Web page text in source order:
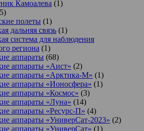
Камоалева (1)
полеты (1)
дальняя связь (1)
система для наблюдения
региона (1)
аппараты (68)
аппараты «Аист» (2)
аппараты «Арктика-М» (1)
аппараты «Ионосфера» (1)
аппараты «Космос» (3)
аппараты «Луна» (14)
аппараты «Ресурс-П» (4)
аппараты «УниверСат-2023» (2)
аппараты «УниверСат» (1)